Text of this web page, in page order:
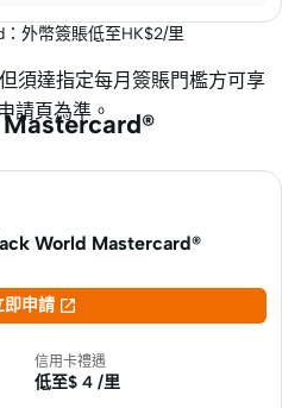
外幣簽賬低至HK$2/里
但須達指定每月簽賬門檻方可享
請頁為準。
World Mastercard®
即申請 
信用卡禮遇
低至$ 4 /里